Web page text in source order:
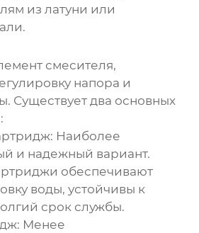
из латуни или
смесителя,
напора и
Существует два основных
Наиболее
и надежный вариант.
обеспечивают
воды, устойчивы к
срок службы.
Менее